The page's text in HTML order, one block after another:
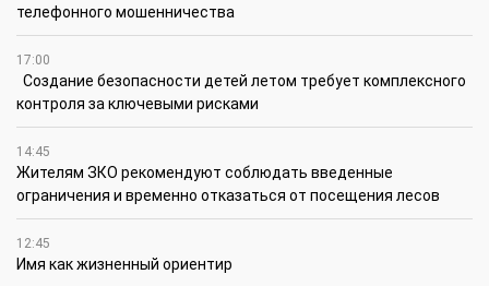
телефонного мошенничества
17:00
Создание безопасности детей летом требует комплексного
контроля за ключевыми рисками
14:45
Жителям ЗКО рекомендуют соблюдать введенные
ограничения и временно отказаться от посещения лесов
12:45
Имя как жизненный ориентир